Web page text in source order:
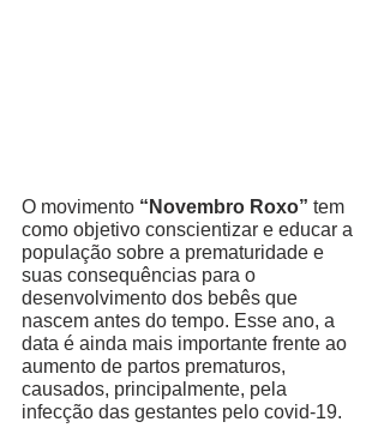
O movimento “Novembro Roxo” tem
como objetivo conscientizar e educar a
população sobre a prematuridade e
suas consequências para o
desenvolvimento dos bebês que
nascem antes do tempo. Esse ano, a
data é ainda mais importante frente ao
aumento de partos prematuros,
causados, principalmente, pela
infecção das gestantes pelo covid-19.